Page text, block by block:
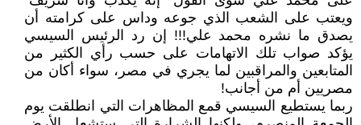
ويعتب على الشعب الذي جوعه وداس على كرامته أن
يصدق ما نشره محمد علي!!! إن رد الرئيس السيسي
يؤكد صواب تلك الاتهامات على حسب رأي الكثير من
المتابعين والمراقبين لما يجري في مصر، سواء أكان من
مصريين أم من أجانب!
ربما يستطيع السيسي قمع المظاهرات التي انطلقت يوم